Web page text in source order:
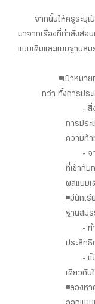
จากนั้นให้ครูระบุเ
มาจากเรื่องที่กำลังสอ
แบบเดิมและแบบฐานสม
◾เป้าหมา
กว่า ทั้งการประ
- สิ่
การประ
ความท้า
- จ
ที่เข้ากับ
ผลแบบเ
◾ มีนัก
ฐานสมร
- ท
ประสิทธิ
- เ
เดียวกัน
◾ลองห